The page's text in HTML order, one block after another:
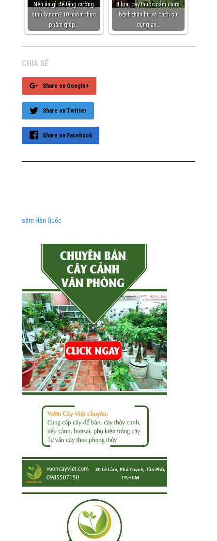
Nên ăn gì để tăng cường
sinh lý nam? 10 nhóm thực
phẩm giúp…
4 loại cây thuốc nam chữa
bệnh thận hư và cách sử
dụng an…
CHIA SẺ
Share on Google+
Share on Twitter
Share on Facebook
sâm Hàn Quốc